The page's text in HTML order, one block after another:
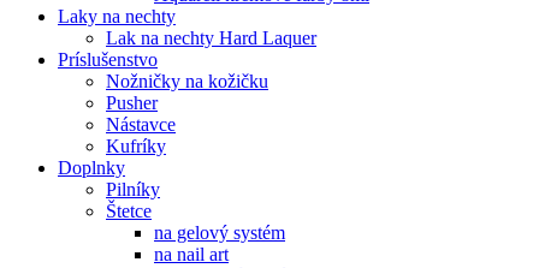
Laky na nechty
Lak na nechty Hard Laquer
Príslušenstvo
Nožničky na kožičku
Pusher
Nástavce
Kufríky
Doplnky
Pilníky
Štetce
na gelový systém
na nail art